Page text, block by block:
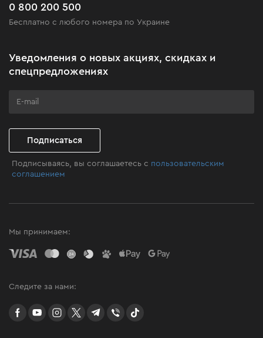
Черная пятница
Клуб мастерства
Часто задаваемые вопросы
0 800 200 500
Бесплатно с любого номера по Украине
Уведомления о новых акциях, скидках и
спецпредложениях
Подписаться
Подписываясь, вы соглашаетесь с пользовательским
соглашением
Мы принимаем:
Следите за нами:
facebookyoutubeinstagramtwittertelegram
Viber TikTok